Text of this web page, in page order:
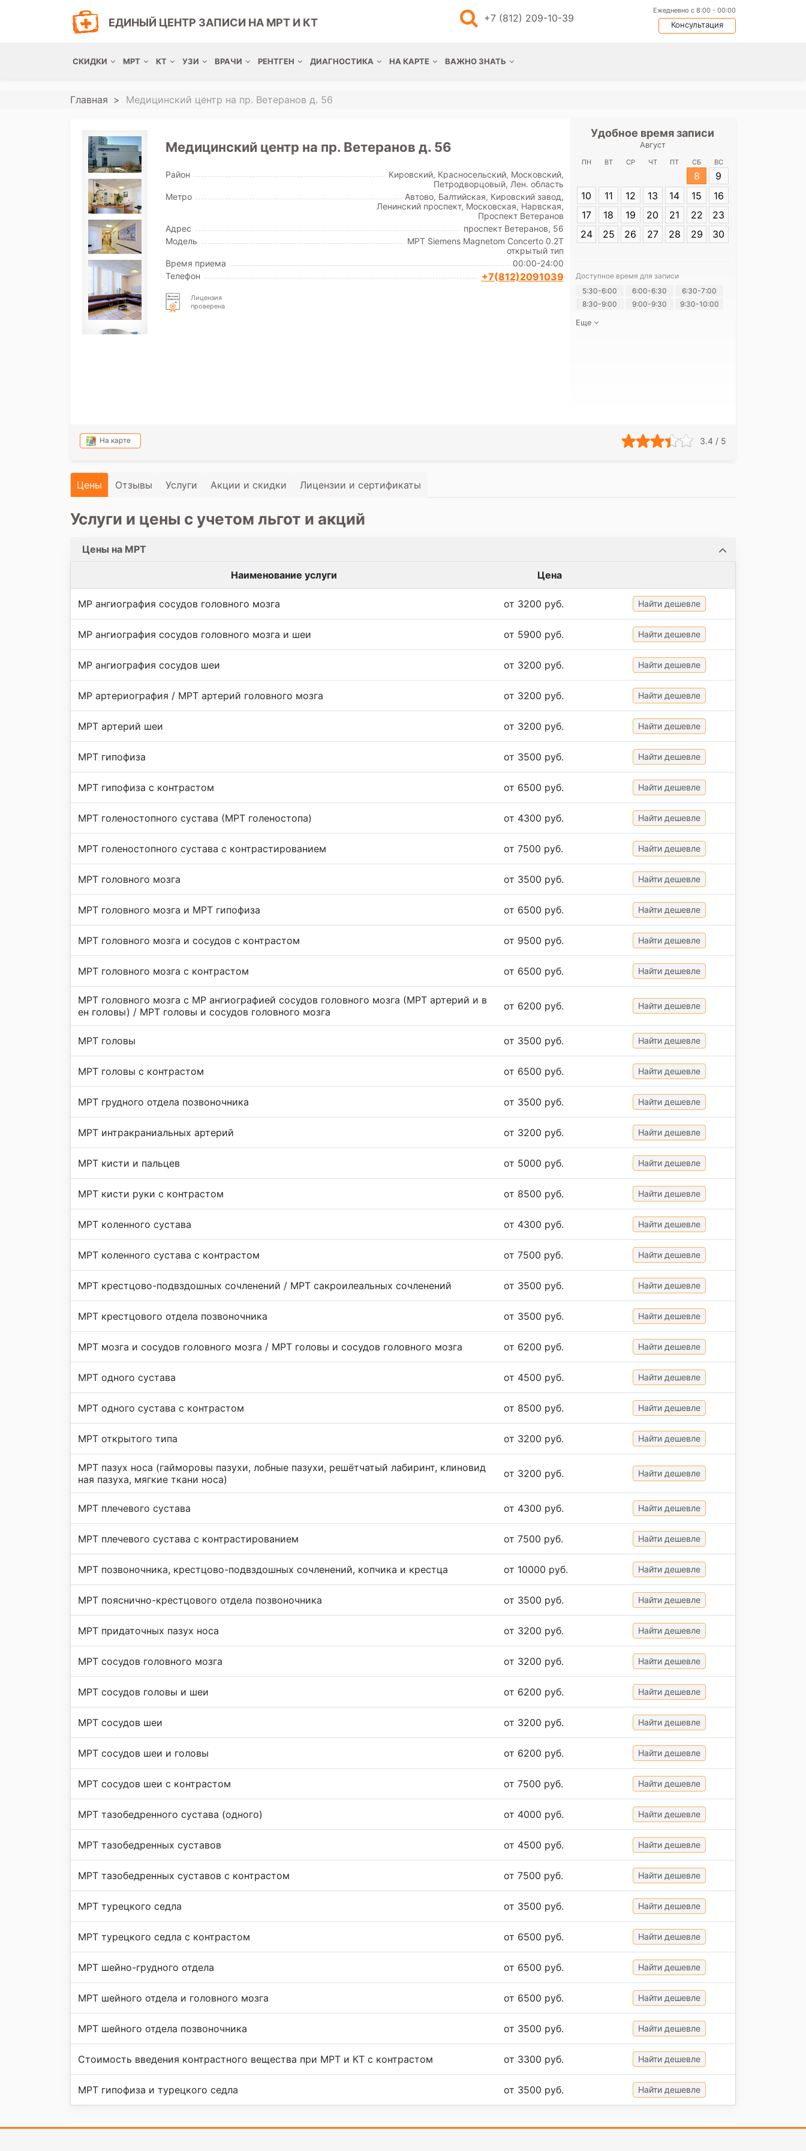
ЕДИНЫЙ ЦЕНТР ЗАПИСИ НА МРТ И КТ +7 (812) 209-10-39
Ежедневно с 8:00 - 00:00
Консультация
СКИДКИ МРТ КТ УЗИ ВРАЧИ РЕНТГЕН ДИАГНОСТИКА НА КАРТЕ ВАЖНО ЗНАТЬ
Главная Медицинский центр на пр. Ветеранов д. 56
Медицинский центр на пр. Ветеранов д. 56
Район
Кировский, Красносельский, Московский,
Петродворцовый, Лен. область
Метро
Автово, Балтийская, Кировский завод,
Ленинский проспект, Московская, Нарвская,
Проспект Ветеранов
Адрес
проспект Ветеранов, 56
Модель
МРТ Siemens Magnetom Concerto 0.2T
открытый тип
Время приема
00:00-24:00
Телефон
+7(812)2091039
Лицензия
проверена
Удобное время записи
Август
ПН ВТ СР ЧТ ПТ СБ ВС
8
9
10
11 12 13 14 15
16
17
18 19 20 21 22
23
24
25 26 27 28 29 30
Доступное время для записи
5:30-6:00
6:00-6:30
6:30-7:00
8:30-9:00
9:00-9:30 9:30-10:00
Еще
На карте 3.4 / 5
Цены Отзывы Услуги Акции и скидки Лицензии и сертификаты
Услуги и цены с учетом льгот и акций
Цены на МРТ
Наименование услуги Цена
МР ангиография сосудов головного мозга от 3200 руб. Найти дешевле
МР ангиография сосудов головного мозга и шеи от 5900 руб. Найти дешевле
МР ангиография сосудов шеи от 3200 руб. Найти дешевле
МР артериография / МРТ артерий головного мозга от 3200 руб. Найти дешевле
МРТ артерий шеи от 3200 руб. Найти дешевле
МРТ гипофиза от 3500 руб. Найти дешевле
МРТ гипофиза с контрастом от 6500 руб. Найти дешевле
МРТ голеностопного сустава (МРТ голеностопа) от 4300 руб. Найти дешевле
МРТ голеностопного сустава с контрастированием от 7500 руб. Найти дешевле
МРТ головного мозга от 3500 руб. Найти дешевле
МРТ головного мозга и МРТ гипофиза от 6500 руб. Найти дешевле
МРТ головного мозга и сосудов с контрастом от 9500 руб. Найти дешевле
МРТ головного мозга с контрастом от 6500 руб. Найти дешевле
МРТ головного мозга с МР ангиографией сосудов головного мозга (МРТ артерий и в
ен головы) / МРТ головы и сосудов головного мозга
от 6200 руб. Найти дешевле
МРТ головы от 3500 руб. Найти дешевле
МРТ головы с контрастом от 6500 руб. Найти дешевле
МРТ грудного отдела позвоночника от 3500 руб. Найти дешевле
МРТ интракраниальных артерий от 3200 руб. Найти дешевле
МРТ кисти и пальцев от 5000 руб. Найти дешевле
МРТ кисти руки с контрастом от 8500 руб. Найти дешевле
МРТ коленного сустава от 4300 руб. Найти дешевле
МРТ коленного сустава с контрастом от 7500 руб. Найти дешевле
МРТ крестцово-подвздошных сочленений / МРТ сакроилеальных сочленений от 3500 руб. Найти дешевле
МРТ крестцового отдела позвоночника от 3500 руб. Найти дешевле
МРТ мозга и сосудов головного мозга / МРТ головы и сосудов головного мозга от 6200 руб. Найти дешевле
МРТ одного сустава от 4500 руб. Найти дешевле
МРТ одного сустава с контрастом от 8500 руб. Найти дешевле
МРТ открытого типа от 3200 руб. Найти дешевле
МРТ пазух носа (гайморовы пазухи, лобные пазухи, решётчатый лабиринт, клиновид
ная пазуха, мягкие ткани носа)
от 3200 руб. Найти дешевле
МРТ плечевого сустава от 4300 руб. Найти дешевле
МРТ плечевого сустава с контрастированием от 7500 руб. Найти дешевле
МРТ позвоночника, крестцово-подвздошных сочленений, копчика и крестца от 10000 руб. Найти дешевле
МРТ пояснично-крестцового отдела позвоночника от 3500 руб. Найти дешевле
МРТ придаточных пазух носа от 3200 руб. Найти дешевле
МРТ сосудов головного мозга от 3200 руб. Найти дешевле
МРТ сосудов головы и шеи от 6200 руб. Найти дешевле
МРТ сосудов шеи от 3200 руб. Найти дешевле
МРТ сосудов шеи и головы от 6200 руб. Найти дешевле
МРТ сосудов шеи с контрастом от 7500 руб. Найти дешевле
МРТ тазобедренного сустава (одного) от 4000 руб. Найти дешевле
МРТ тазобедренных суставов от 4500 руб. Найти дешевле
МРТ тазобедренных суставов с контрастом от 7500 руб. Найти дешевле
МРТ турецкого седла от 3500 руб. Найти дешевле
МРТ турецкого седла с контрастом от 6500 руб. Найти дешевле
МРТ шейно-грудного отдела от 6500 руб. Найти дешевле
МРТ шейного отдела и головного мозга от 6500 руб. Найти дешевле
МРТ шейного отдела позвоночника от 3500 руб. Найти дешевле
Стоимость введения контрастного вещества при МРТ и КТ с контрастом от 3300 руб. Найти дешевле
МРТ гипофиза и турецкого седла от 3500 руб. Найти дешевле